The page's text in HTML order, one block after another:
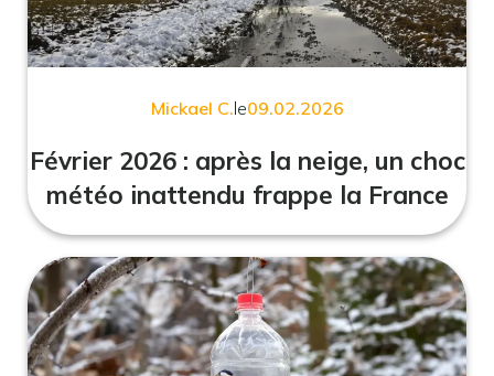
Mickael C.le09.02.2026
Février 2026 : après la neige, un choc
météo inattendu frappe la France